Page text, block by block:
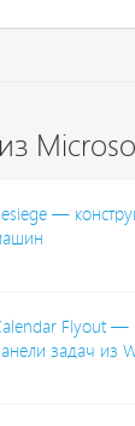
—
Flyout —
задач из